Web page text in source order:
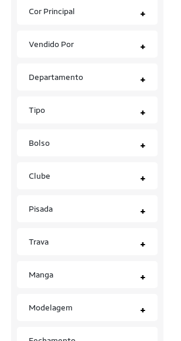
Meias
Shorts
Cor Principal +
Vendido Por +
Departamento +
Tipo +
Bolso +
Clube +
Pisada +
Trava +
Manga +
Modelagem +